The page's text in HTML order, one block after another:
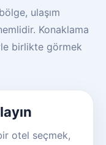
ulaşım
Konaklama
birlikte görmek
otel seçmek,